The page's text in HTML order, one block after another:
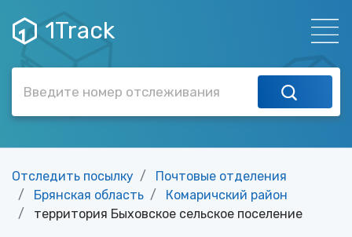
1Track
Отследить посылку
Почтовые отделения
Брянская область
Комаричский район
территория Быховское сельское поселение